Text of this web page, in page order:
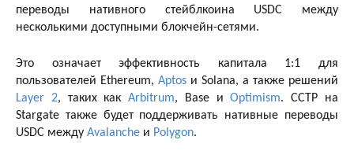
переводы нативного стейблкоина USDC между
несколькими доступными блокчейн-сетями.
Это означает эффективность капитала 1:1 для
пользователей Ethereum, Aptos и Solana, а также решений
Layer 2, таких какArbitrum, Base иOptimism. CCTP на
Stargate также будет поддерживать нативные переводы
USDC между Avalanche и Polygon.